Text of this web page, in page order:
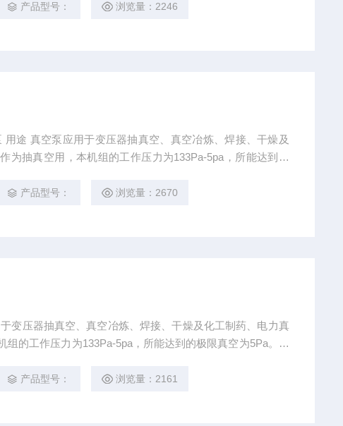
产品型号： 浏览量：2246
接、干燥及
为抽真空用，本机组的工作压力为133Pa-5pa，所能达到的
干燥等。本机组按需要，可配置进口真空泵或进口罗茨泵。
产品型号： 浏览量：2670
变压器抽真空、真空冶炼、焊接、干燥及化工制药、电力真
组的工作压力为133Pa-5pa，所能达到的极限真空为5Pa。具
要，可配置进口真空泵或进口罗茨泵。本机组采用罗茨泵作
产品型号： 浏览量：2161